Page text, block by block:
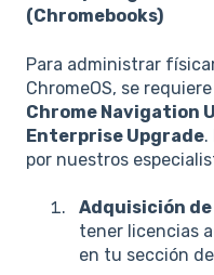
(Chromebooks)
Para administrar
ChromeOS, se
Chrome Navigation
Enterprise Upgrade.
por nuestros
Adquisición
tener licencias
en tu sección